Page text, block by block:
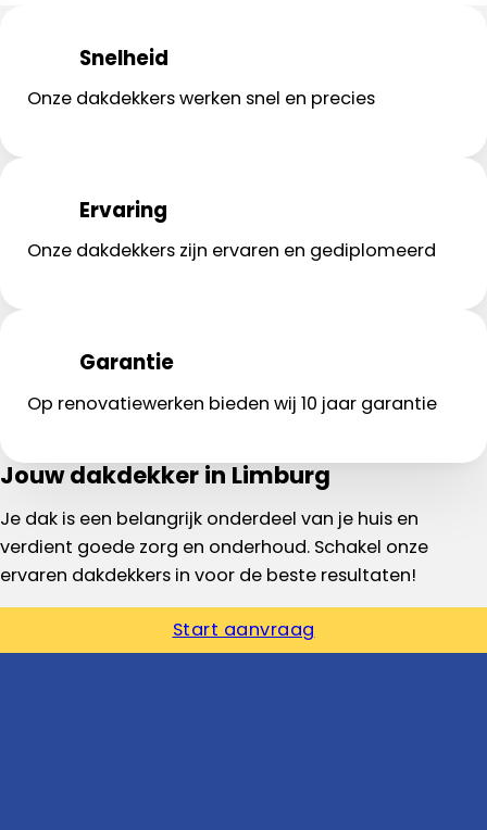
Snelheid
Onze dakdekkers werken snel en precies
Ervaring
Onze dakdekkers zijn ervaren en gediplomeerd
Garantie
Op renovatiewerken bieden wij 10 jaar garantie
Jouw dakdekker in Limburg
Je dak is een belangrijk onderdeel van je huis en
verdient goede zorg en onderhoud. Schakel onze
ervaren dakdekkers in voor de beste resultaten!
Start aanvraag